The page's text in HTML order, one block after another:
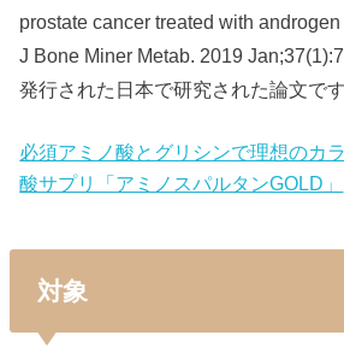
prostate cancer treated with
J Bone Miner Metab. 2019
発行された日本で研究された論文です
必須アミノ酸とグリシンで理想のカ
酸サプリ「アミノスパルタンGOLD」
対象